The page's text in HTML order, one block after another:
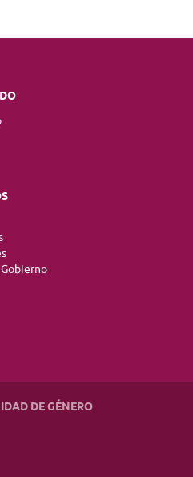
DE GÉNERO